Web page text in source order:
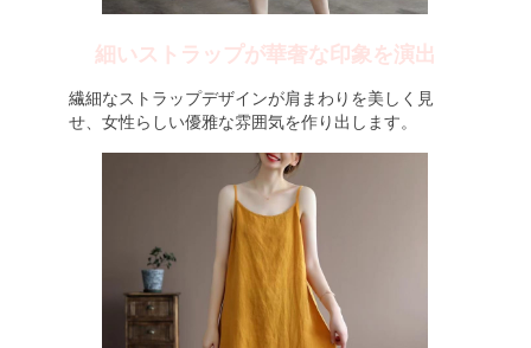
細いストラップが華奢な印象を演出
繊細なストラップデザインが肩まわりを美しく見
せ、女性らしい優雅な雰囲気を作り出します。